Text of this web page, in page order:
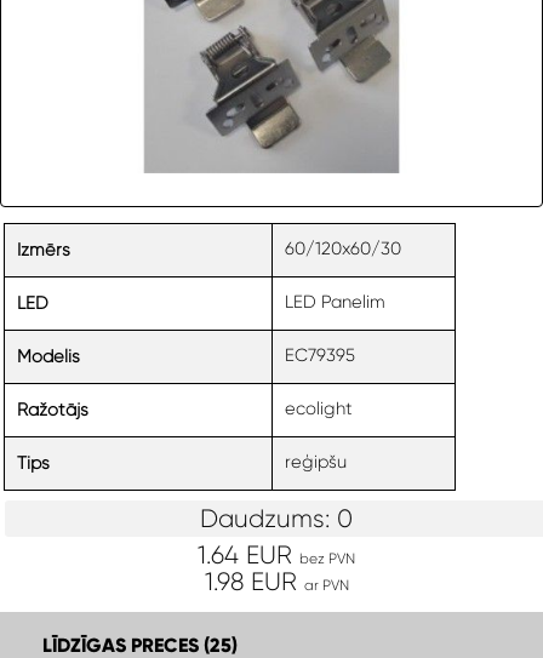
Izmērs 60/120x60/30
LED LED Panelim
Modelis EC79395
Ražotājs ecolight
Tips reģipšu
Daudzums: 0
1.64 EUR bez PVN
1.98 EUR ar PVN
LĪDZĪGAS PRECES (25)